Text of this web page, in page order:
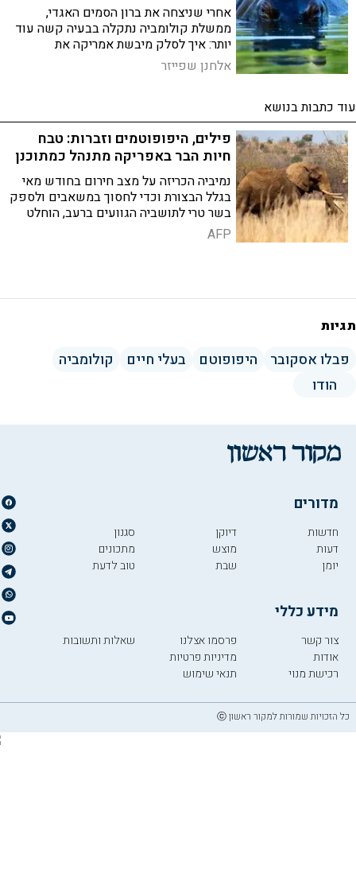
אחרי שניצחה את ברון הסמים האגדי,
ממשלת קולומביה נתקלה בבעיה קשה עוד
יותר: איך לסלק מיבשת אמריקה את
ההיפופוטמים האפריקנים שלו?
אלחנן שפייזר
עוד כתבות בנושא
פילים, היפופוטמים וזברות: טבח
חיות הבר באפריקה מתנהל כמתוכנן
נמיביה הכריזה על מצב חירום בחודש מאי
בגלל הבצורת וכדי לחסוך במשאבים ולספק
בשר טרי לתושביה הגוועים ברעב, הוחלט
להרוג מעל 700 חיות בר
AFP
תגיות
פבלו אסקובר היפופוטם בעלי חיים
קולומביה
הודו
מדורים
חדשות
דעות
יומן
דיוקן
מוצש
שבת
סגנון
מתכונים
טוב לדעת
מידע כללי
צור קשר
אודות
רכישת מנוי
פרסמו אצלנו
מדיניות פרטיות
תנאי שימוש
שאלות ותשובות
כל הזכויות שמורות למקור ראשון ⓒ